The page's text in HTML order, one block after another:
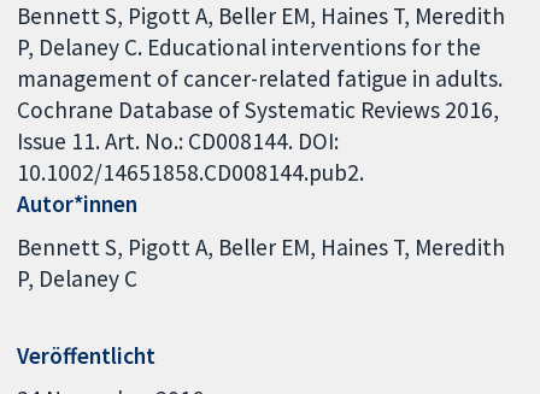
Bennett S, Pigott A, Beller EM, Haines T, Meredith
P, Delaney C. Educational interventions for the
management of cancer-related fatigue in adults.
Cochrane Database of Systematic Reviews 2016,
Issue 11. Art. No.: CD008144. DOI:
10.1002/14651858.CD008144.pub2.
Autor*innen
Bennett S Pigott A Beller EM Haines T Meredith
P Delaney C
Veröffentlicht